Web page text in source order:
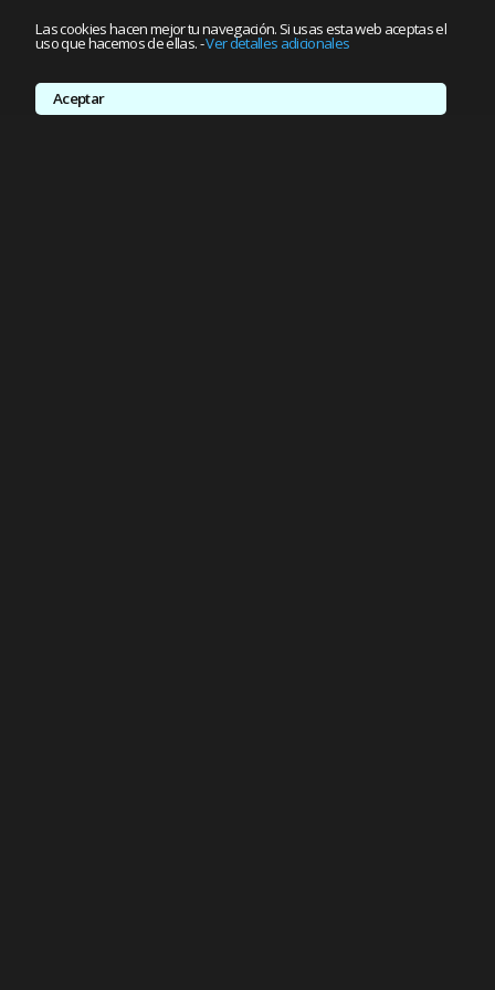
Las cookies hacen mejor tu navegación. Si usas esta web aceptas el
uso que hacemos de ellas.-Ver detalles adicionales
Aceptar